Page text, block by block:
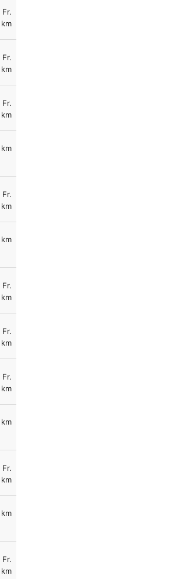
Fr.
km
Fr.
km
Fr.
km
km
Fr.
km
km
Fr.
km
Fr.
km
Fr.
km
km
Fr.
km
km
Fr.
km